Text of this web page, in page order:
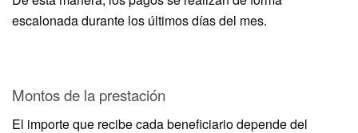
escalonada durante los últimos días del mes.
Montos de la prestación
El importe que recibe cada beneficiario depende del